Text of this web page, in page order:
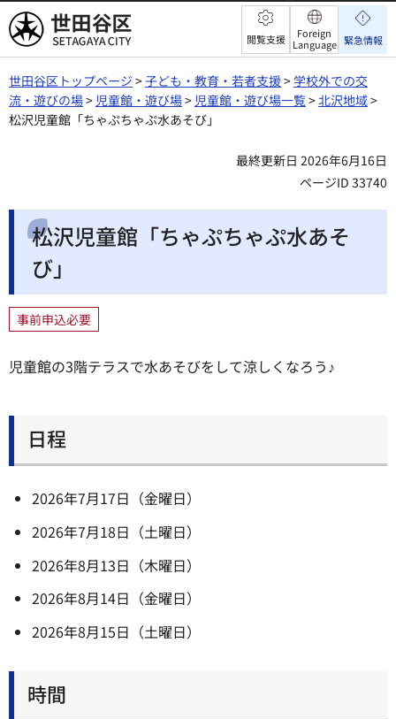
世田谷区 閲覧支援
Foreign
Language 緊急情報
世田谷区トップページ >子ども・教育・若者支援>学校外での交
流・遊びの場> 児童館・遊び場> 児童館・遊び場一覧>北沢地域>
松沢児童館「ちゃぷちゃぷ水あそび」
最終更新日 2026年6月16日
ページID 33740
松沢児童館「ちゃぷちゃぷ水あそ
び」
事前申込必要
児童館の3階テラスで水あそびをして涼しくなろう♪
日程
2026年7月17日（金曜日）
2026年7月18日（土曜日）
2026年8月13日（木曜日）
2026年8月14日（金曜日）
2026年8月15日（土曜日）
時間